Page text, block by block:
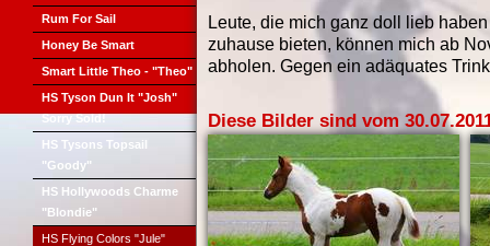
Rum For Sail
Honey Be Smart
Smart Little Theo - "Theo"
HS Tyson Dun It "Josh"
Sorry Sold!
HS Tysons Topsail
"Goody"
HS Hollywoods Charme
"Blondie"
HS Flying Colors "Jule"
Leute, die mich ganz doll lieb
zuhause bieten, können mich ab
abholen. Gegen ein adäquates
Diese Bilder sind vom